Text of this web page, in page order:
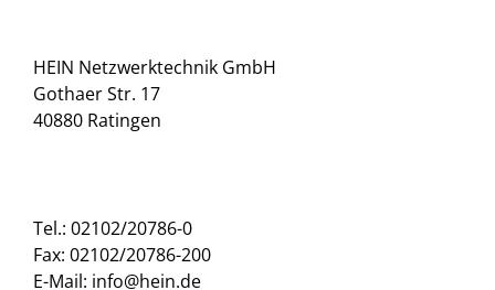
HEIN Netzwerktechnik GmbH
Gothaer Str. 17
40880 Ratingen
Tel.: 02102/20786-0
Fax: 02102/20786-200
E-Mail: info@hein.de